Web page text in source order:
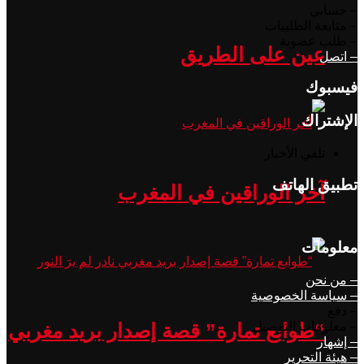
عين على الطريق
آخر الوراقين في المغرب
“طوابع تمارة” قصة إصدار بريد مغربي
– اتصل
فيسبوك
الإشتراك
تطبيق الهاتف
معلومات
– من نحن
– سياسة الخصوصية
– معلومات التوصيل
– إشهار
– هيئة التحرير